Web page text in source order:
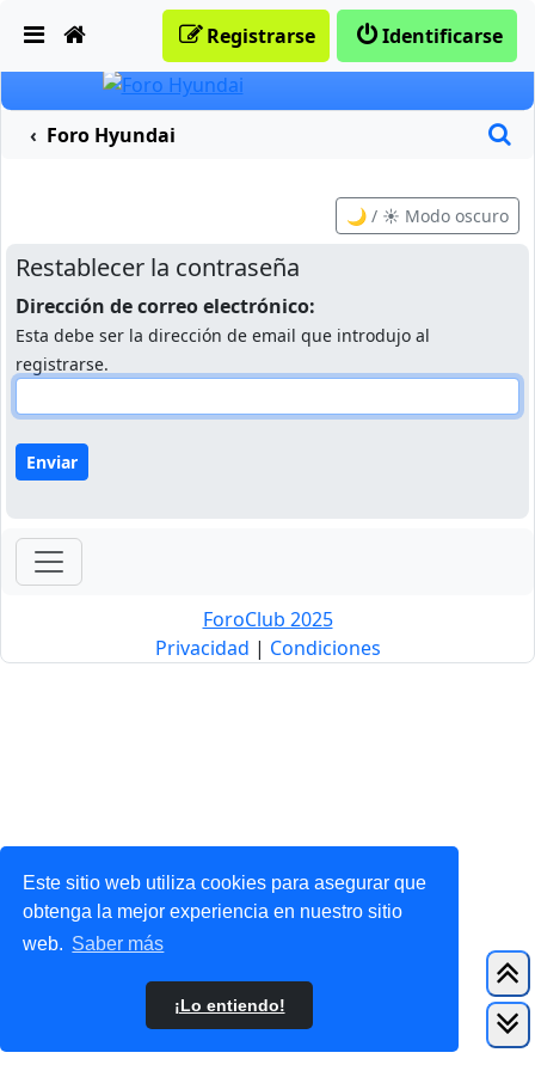
Este sitio web utiliza cookies para asegurar que
obtenga la mejor experiencia en nuestro sitio
web. Saber más
¡Lo entiendo!
Identificarse
Registrarse
Foro Hyundai
🌙 / ☀️ Modo oscuro
Restablecer la contraseña
Dirección de correo electrónico:
Esta debe ser la dirección de email que introdujo al
registrarse.
ForoClub 2025
Privacidad | Condiciones